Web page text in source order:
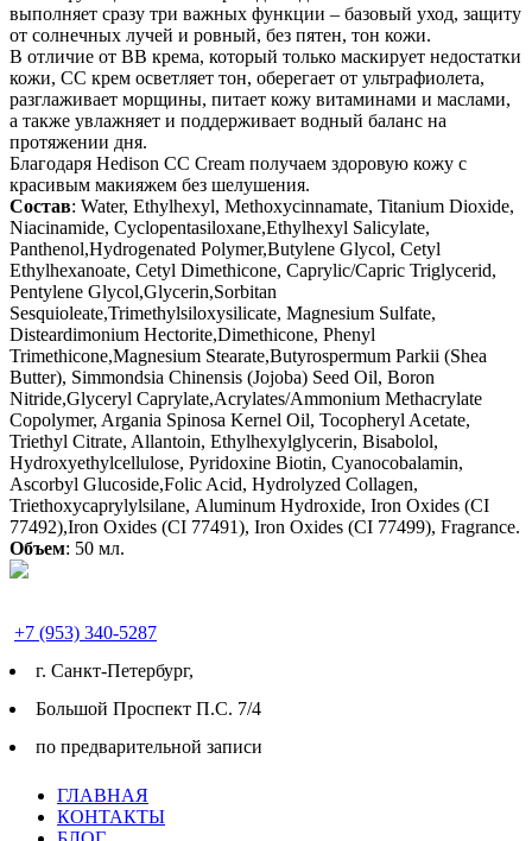
выполняет сразу три важных функции – базовый уход, защиту
от солнечных лучей и ровный, без пятен, тон кожи.
В отличие от BB крема, который только маскирует недостатки
кожи, СС крем осветляет тон, оберегает от ультрафиолета,
разглаживает морщины, питает кожу витаминами и маслами,
а также увлажняет и поддерживает водный баланс на
протяжении дня.
Благодаря Hedison CC Cream получаем здоровую кожу с
красивым макияжем без шелушения.
Состав: Water, Ethylhexyl, Methoxycinnamate, Titanium Dioxide,
Niacinamide, Cyclopentasiloxane,Ethylhexyl Salicylate,
Panthenol,Hydrogenated Polymer,Butylene Glycol, Cetyl
Ethylhexanoate, Cetyl Dimethicone, Caprylic/Capric Triglycerid,
Pentylene Glycol,Glycerin,Sorbitan
Sesquioleate,Trimethylsiloxysilicate, Magnesium Sulfate,
Disteardimonium Hectorite,Dimethicone, Phenyl
Trimethicone,Magnesium Stearate,Butyrospermum Parkii (Shea
Butter), Simmondsia Chinensis (Jojoba) Seed Oil, Boron
Nitride,Glyceryl Caprylate,Acrylates/Ammonium Methacrylate
Copolymer, Argania Spinosa Kernel Oil, Tocopheryl Acetate,
Triethyl Citrate, Allantoin, Ethylhexylglycerin, Bisabolol,
Hydroxyethylcellulose, Pyridoxine Biotin, Cyanocobalamin,
Ascorbyl Glucoside,Folic Acid, Hydrolyzed Collagen,
Triethoxycaprylylsilane, Аluminum Hydroxide, Iron Oxides (CI
77492),Iron Oxides (CI 77491), Iron Oxides (CI 77499), Fragrance.
Объем: 50 мл.
+7 (953) 340-5287
г. Cанкт-Петербург,
Большой Проспект П.С. 7/4
по предварительной записи
ГЛАВНАЯ
КОНТАКТЫ